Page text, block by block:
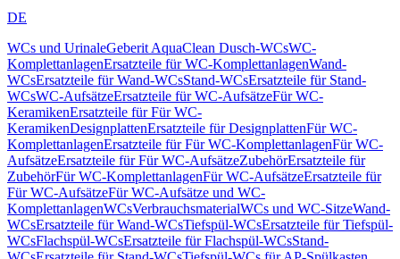
DE
WCs und UrinaleGeberit AquaClean Dusch-WCsWC-
KomplettanlagenErsatzteile für WC-KomplettanlagenWand-
WCsErsatzteile für Wand-WCsStand-WCsErsatzteile für Stand-
WCsWC-AufsätzeErsatzteile für WC-AufsätzeFür WC-
KeramikenErsatzteile für Für WC-
KeramikenDesignplattenErsatzteile für DesignplattenFür WC-
KomplettanlagenErsatzteile für Für WC-KomplettanlagenFür WC-
AufsätzeErsatzteile für Für WC-AufsätzeZubehörErsatzteile für
ZubehörFür WC-KomplettanlagenFür WC-AufsätzeErsatzteile für
Für WC-AufsätzeFür WC-Aufsätze und WC-
KomplettanlagenWCsVerbrauchsmaterialWCs und WC-SitzeWand-
WCsErsatzteile für Wand-WCsTiefspül-WCsErsatzteile für Tiefspül-
WCsFlachspül-WCsErsatzteile für Flachspül-WCsStand-